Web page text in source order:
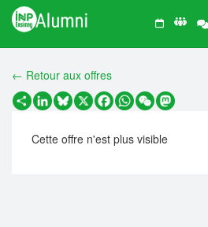
← Retour aux offres
PartagerLinkedIn
Bluesky
X Facebook
WhatsApp
WeChatMastodon
Cette offre n'est plus visible